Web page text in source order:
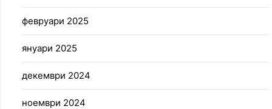
февруари 2025
януари 2025
декември 2024
ноември 2024